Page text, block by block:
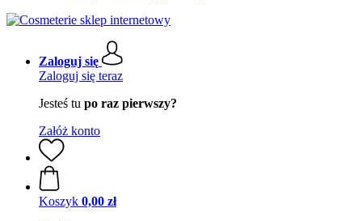
Zaloguj się
Zaloguj się teraz
Jesteś tu po raz pierwszy?
Załóż konto
Koszyk 0,00 zł